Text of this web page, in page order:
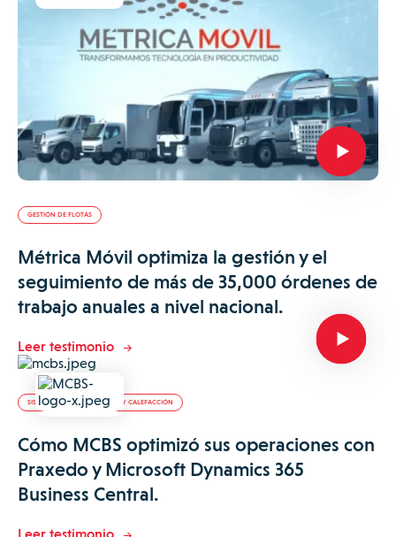
GESTIÓN DE FLOTAS
Métrica Móvil optimiza la gestión y el
seguimiento de más de 35,000 órdenes de
trabajo anuales a nivel nacional.
Leer testimonio
SISTEMAS DE CLIMATIZACIÓN Y CALEFACCIÓN
Cómo MCBS optimizó sus operaciones con
Praxedo y Microsoft Dynamics 365
Business Central.